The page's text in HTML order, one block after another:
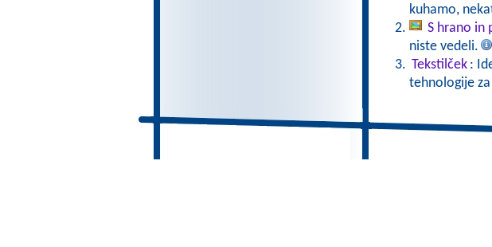
kuhamo,
S hrano in
niste vedeli.
Tekstilček :
tehnologije